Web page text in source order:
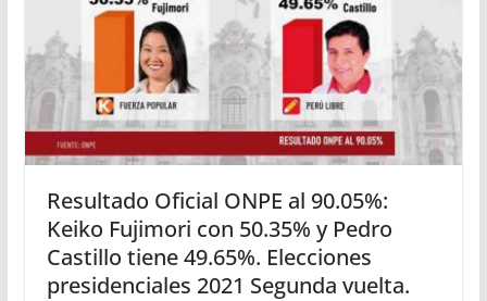
Resultado Oficial ONPE al 90.05%:
Keiko Fujimori con 50.35% y Pedro
Castillo tiene 49.65%. Elecciones
presidenciales 2021 Segunda vuelta.